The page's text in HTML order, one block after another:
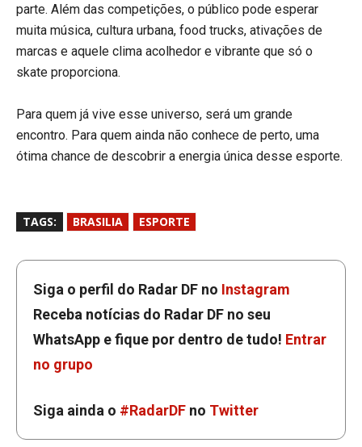
parte. Além das competições, o público pode esperar
muita música, cultura urbana, food trucks, ativações de
marcas e aquele clima acolhedor e vibrante que só o
skate proporciona.
Para quem já vive esse universo, será um grande
encontro. Para quem ainda não conhece de perto, uma
ótima chance de descobrir a energia única desse esporte.
TAGS: BRASILIA ESPORTE
Siga o perfil do Radar DF no Instagram
Receba notícias do Radar DF no seu
WhatsApp e fique por dentro de tudo! Entrar
no grupo
Siga ainda o #RadarDF no Twitter